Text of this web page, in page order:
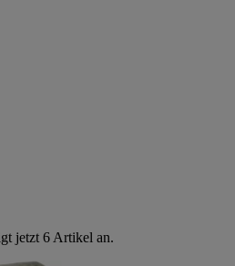
jetzt 6 Artikel an.